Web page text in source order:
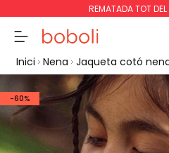
REMATADA TOT
Subtotal
Inici Nena Jaqueta cotó
-60%